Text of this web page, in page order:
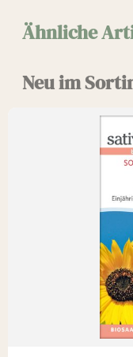
Ähnliche
Neu im